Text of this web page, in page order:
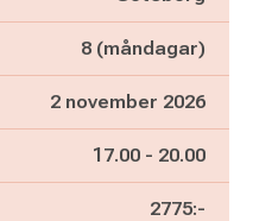
8 (måndagar)
2 november 2026
Pågår mellan
17.00 - och
20.00
2775:-